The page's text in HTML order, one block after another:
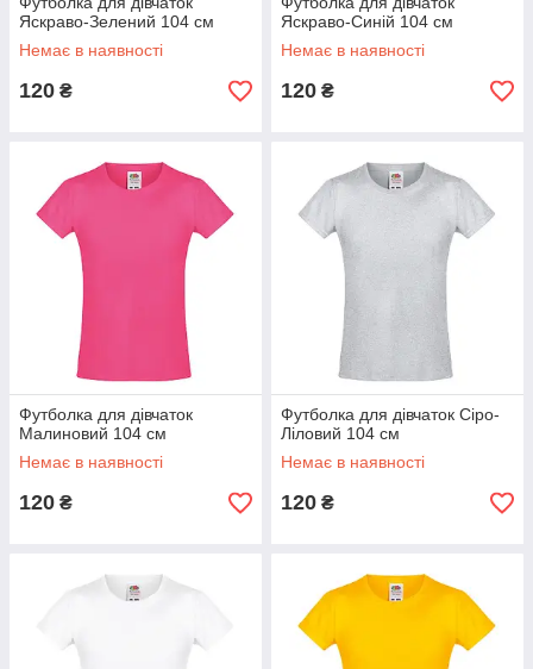
Яскраво-Зелений 104 см
Немає в наявності
120 ₴
Яскраво-Синій 104 см
Немає в наявності
120 ₴
Футболка для дівчаток
Малиновий 104 см
Немає в наявності
120 ₴
Футболка для дівчаток Сіро-
Ліловий 104 см
Немає в наявності
120 ₴